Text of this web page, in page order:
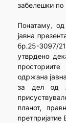
забелешки по
Понатаму,
јавна
бр.25-
утврдено
одржана
за дел од
планот,